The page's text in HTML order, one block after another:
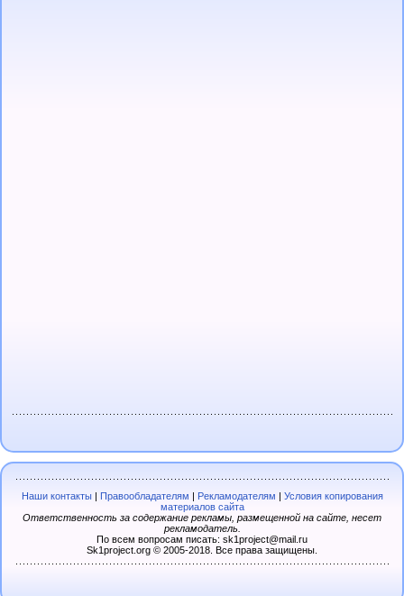
Наши контакты| Правообладателям Рекламодателям
Условия копирования
материалов сайта
Ответственность за содержание рекламы, размещенной на сайте, несет
рекламодатель.
По всем вопросам писать: sk1project@mail.ru
Sk1project.org © 2005-2018. Все права защищены.